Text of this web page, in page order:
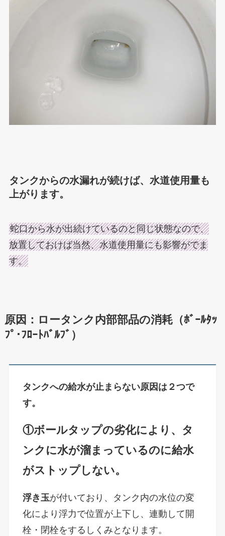
タンクからの水漏れが続けば、水道使用量も
上がります。
蛇口から水が出続けているのと同じ状態なので、
放置しておけば当然、水道使用量にも影響がでま
す。
原因：ロータンク内部部品の消耗（ﾎﾞｰﾙﾀｯ
ﾌﾟ･ﾌﾛｰﾄﾊﾞﾙﾌﾞ）
タンクへの給水が止まらない原因は２つで
す。
①ボールタップの劣化により、タ
ンクに水が溜まっているのに給水
がストップしない。
浮き玉が付いており、タンク内の水位の変
化により浮力で位置が上下し、連動して開
栓・閉栓をするしくみとなります。